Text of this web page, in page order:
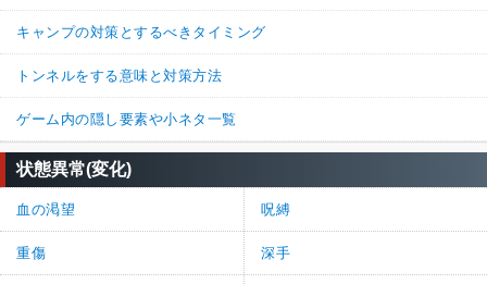
キャンプの対策とするべきタイミング
トンネルをする意味と対策方法
ゲーム内の隠し要素や小ネタ一覧
状態異常(変化)
血の渇望 呪縛
重傷 深手